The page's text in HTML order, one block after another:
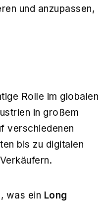
und anzupassen,
Rolle im globalen
in großem
verschiedenen
bis zu digitalen
was ein Long